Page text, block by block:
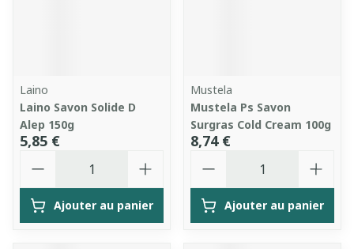
Laino
Laino Savon Solide D
Alep 150g
5,85 €
Ajouter au panier
Mustela
Mustela Ps Savon
Surgras Cold Cream 100g
8,74 €
Ajouter au panier